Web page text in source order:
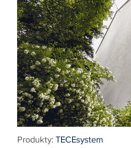
Produkty: TECEsystem